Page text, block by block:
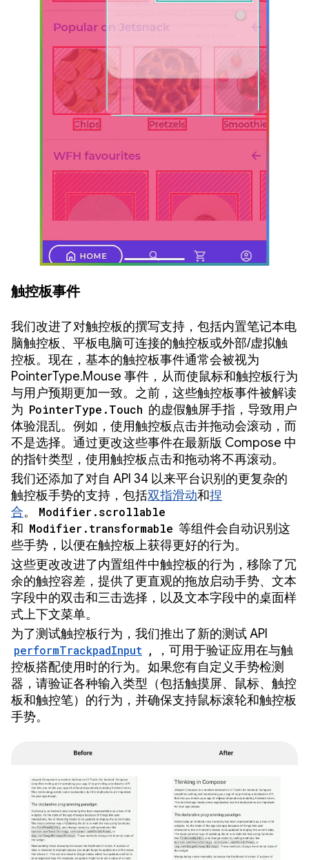
触控板事件
我们改进了对触控板的撰写支持，包括内置笔记本电
脑触控板、平板电脑可连接的触控板或外部/虚拟触
控板。现在，基本的触控板事件通常会被视为
PointerType.Mouse 事件，从而使鼠标和触控板行为
与用户预期更加一致。之前，这些触控板事件被解读
为 PointerType.Touch 的虚假触屏手指，导致用户
体验混乱。例如，使用触控板点击并拖动会滚动，而
不是选择。通过更改这些事件在最新版 Compose 中
的指针类型，使用触控板点击和拖动将不再滚动。
我们还添加了对自 API 34 以来平台识别的更复杂的
触控板手势的支持，包括双指滑动和捏
合。 Modifier.scrollable
和 Modifier.transformable 等组件会自动识别这
些手势，以便在触控板上获得更好的行为。
这些更改改进了内置组件中触控板的行为，移除了冗
余的触控容差，提供了更直观的拖放启动手势、文本
字段中的双击和三击选择，以及文本字段中的桌面样
式上下文菜单。
为了测试触控板行为，我们推出了新的测试 API
performTrackpadInput ,
，可用于验证应用在与触
控板搭配使用时的行为。如果您有自定义手势检测
器，请验证各种输入类型（包括触摸屏、鼠标、触控
板和触控笔）的行为，并确保支持鼠标滚轮和触控板
手势。